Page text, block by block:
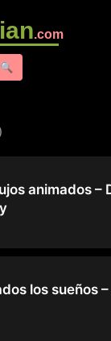
.com
🔍
animados –
los sueños